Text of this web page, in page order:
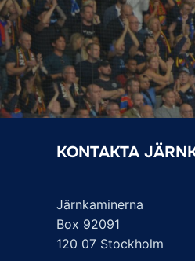
KONTAKTA
Järnkaminerna
Box 92091
120 07 Stockholm